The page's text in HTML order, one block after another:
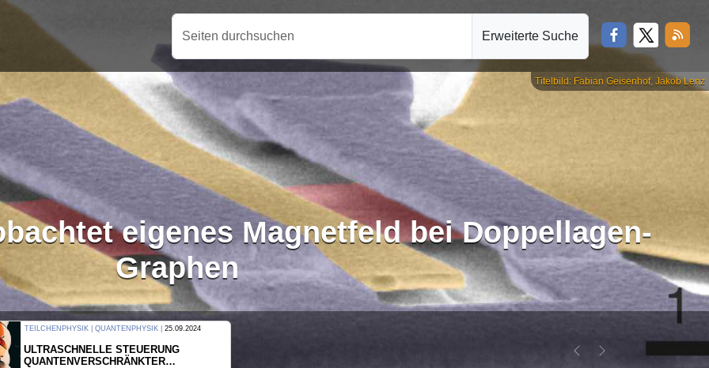
Seiten durchsuchen Erweiterte Suche
Titelbild: Fabian Geisenhof, Jakob Lenz
eigenes Magnetfeld bei Doppellagen-
Graphen
THERMODYNAMIK | WELLENLEHRE |23.09.2024
FORSCHER ERZEUGEN
EINDIMENSIONALES GAS AUS LICHT
Previous
Next